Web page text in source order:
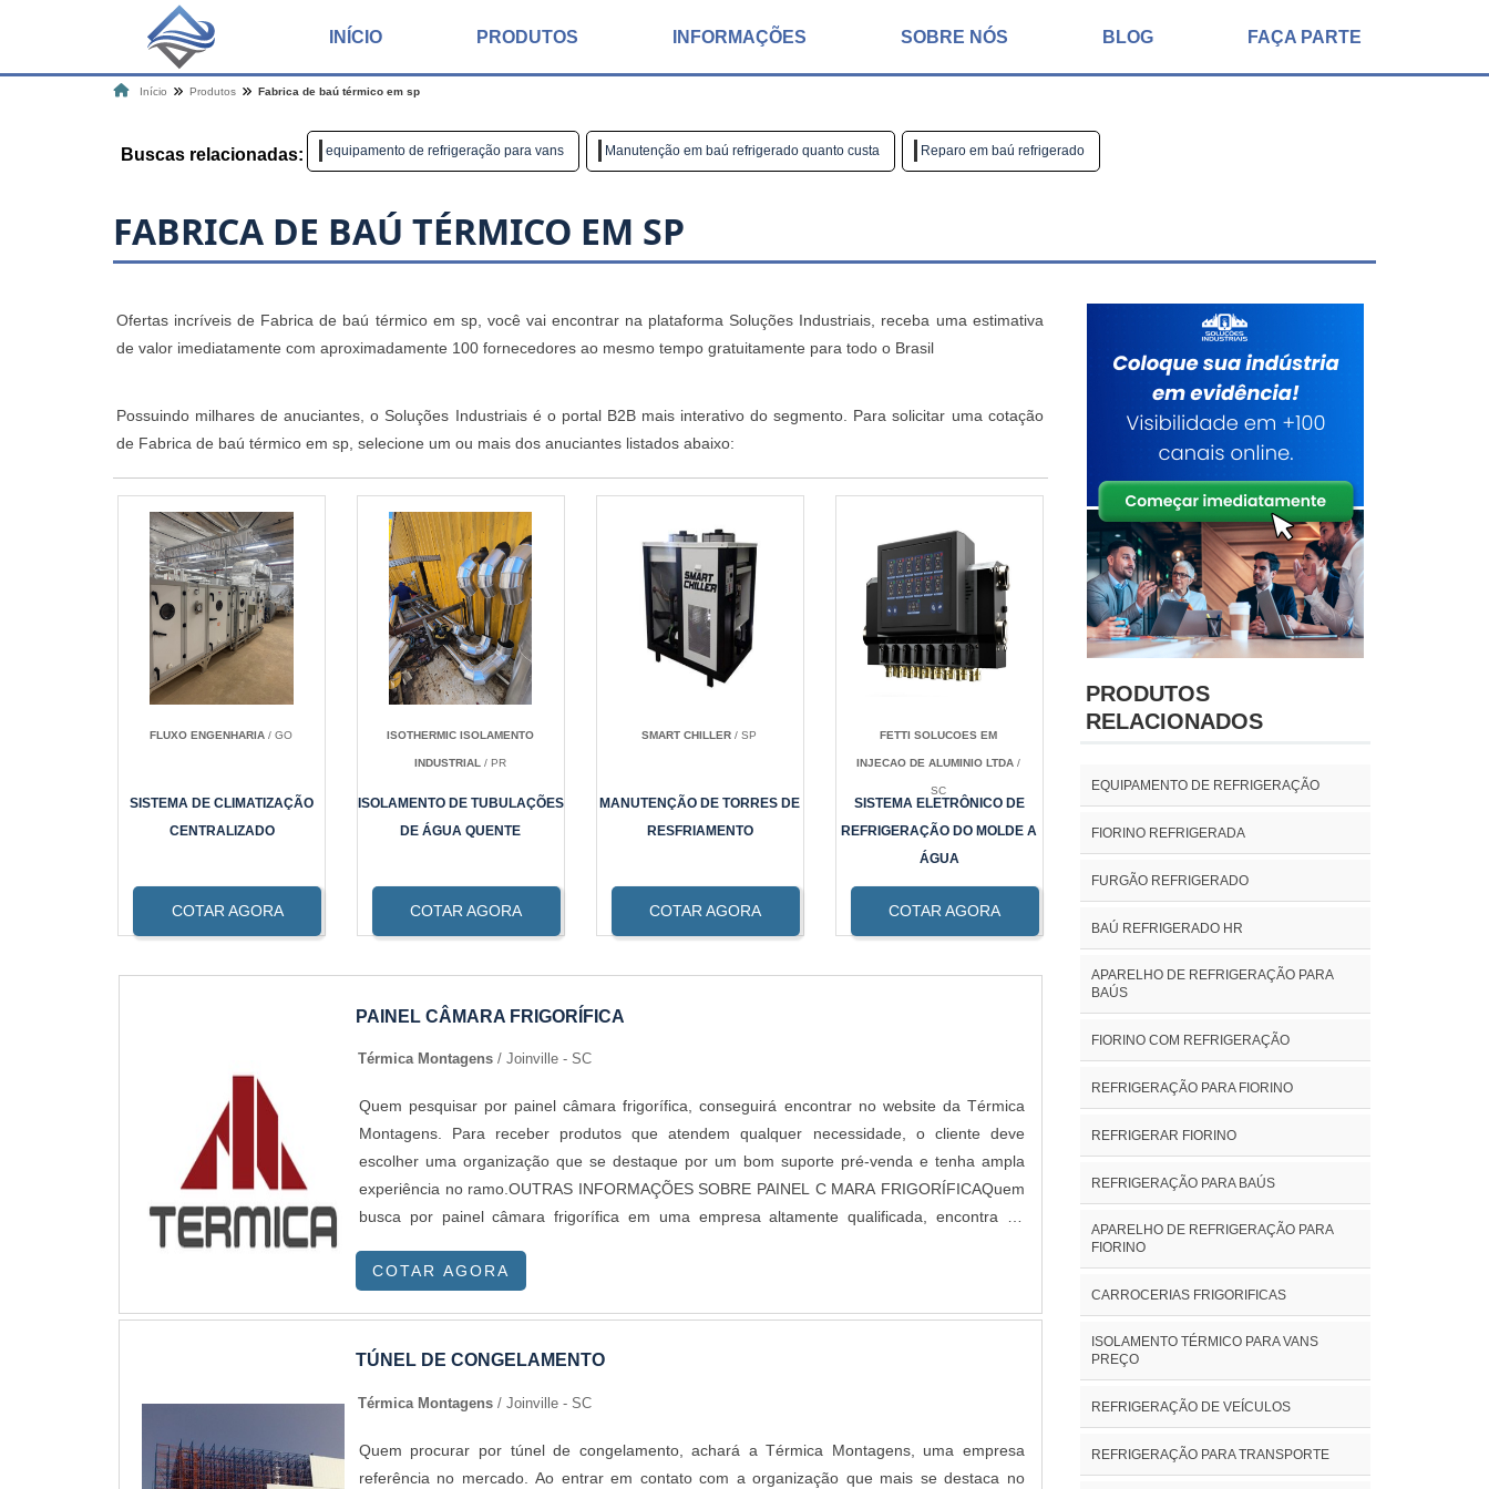
INÍCIO PRODUTOS INFORMAÇÕES SOBRE NÓS BLOG FAÇA PARTE
Início Produtos Fabrica de baú térmico em sp
Buscas relacionadas: equipamento de refrigeração para vans Manutenção em baú refrigerado quanto custa Reparo em baú refrigerado
FABRICA DE BAÚ TÉRMICO EM SP
Ofertas incríveis de Fabrica de baú térmico em sp, você vai encontrar na plataforma Soluções Industriais, receba uma estimativa
de valor imediatamente com aproximadamente 100 fornecedores ao mesmo tempo gratuitamente para todo o Brasil
Possuindo milhares de anuciantes, o Soluções Industriais é o portal B2B mais interativo do segmento. Para solicitar uma cotação
de Fabrica de baú térmico em sp, selecione um ou mais dos anuciantes listados abaixo:
FLUXO ENGENHARIA / GO
SISTEMA DE CLIMATIZAÇÃO
CENTRALIZADO
COTAR AGORA
ISOTHERMIC ISOLAMENTO
INDUSTRIAL/ PR
ISOLAMENTO DE TUBULAÇÕES
DE ÁGUA QUENTE
COTAR AGORA
SMART CHILLER / SP
MANUTENÇÃO DE TORRES DE
RESFRIAMENTO
COTAR AGORA
FETTI SOLUCOES EM
INJECAO DE ALUMINIO LTDA /
SC
SISTEMA ELETRÔNICO DE
REFRIGERAÇÃO DO MOLDE A
ÁGUA
COTAR AGORA
PAINEL CÂMARA FRIGORÍFICA
Térmica Montagens / Joinville - SC
Quem pesquisar por painel câmara frigorífica, conseguirá encontrar no website da Térmica
Montagens. Para receber produtos que atendem qualquer necessidade, o cliente deve
escolher uma organização que se destaque por um bom suporte pré-venda e tenha ampla
experiência no ramo.OUTRAS INFORMAÇÕES SOBRE PAINEL C MARA FRIGORÍFICAQuem
busca por painel câmara frigorífica em uma empresa altamente qualificada, encontra na
sempre a melhor opção para o cliente final.Discorrendo ainda sobre painel câmara frigorífica,
prejuízos futuros para os clientes.É importante lembrar que o produto deve sempre ser
a qualidade e durabilidade dos materiais, além de evitar prejuízos com substituições
COTAR AGORA
TÚNEL DE CONGELAMENTO
Térmica Montagens / Joinville - SC
Quem procurar por túnel de congelamento, achará a Térmica Montagens, uma empresa
referência no mercado. Ao entrar em contato com a organização que mais se destaca no
PRODUTOS
RELACIONADOS
EQUIPAMENTO DE REFRIGERAÇÃO
FIORINO REFRIGERADA
FURGÃO REFRIGERADO
BAÚ REFRIGERADO HR
APARELHO DE REFRIGERAÇÃO PARA
BAÚS
FIORINO COM REFRIGERAÇÃO
REFRIGERAÇÃO PARA FIORINO
REFRIGERAR FIORINO
REFRIGERAÇÃO PARA BAÚS
APARELHO DE REFRIGERAÇÃO PARA
FIORINO
CARROCERIAS FRIGORIFICAS
ISOLAMENTO TÉRMICO PARA VANS
PREÇO
REFRIGERAÇÃO DE VEÍCULOS
REFRIGERAÇÃO PARA TRANSPORTE